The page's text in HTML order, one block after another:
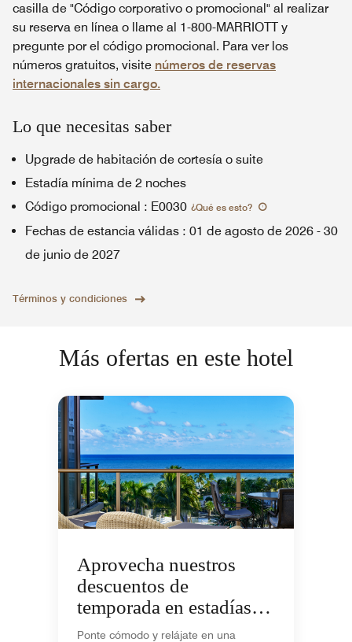
casilla de "Código corporativo o promocional" al realizar
su reserva en línea o llame al 1-800-MARRIOTT y
pregunte por el código promocional. Para ver los
números gratuitos, visite números de reservas
internacionales sin cargo.
Lo que necesitas saber
Upgrade de habitación de cortesía o suite
Estadía mínima de 2 noches
Código promocional : E0030 ¿Qué es esto?
Fechas de estancia válidas : 01 de agosto de 2026 - 30
de junio de 2027
Términos y condiciones
Más ofertas en este hotel
Aprovecha nuestros
descuentos de
temporada en estadías de
5+ noches
Ponte cómodo y relájate en una